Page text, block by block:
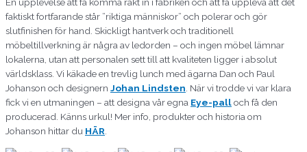
faktiskt fortfarande står ”riktiga människor” och polerar och gör
slutfinishen för hand. Skickligt hantverk och traditionell
möbeltillverkning är några av ledorden – och ingen möbel lämnar
lokalerna, utan att personalen sett till att kvaliteten ligger i absolut
världsklass. Vi käkade en trevlig lunch med ägarna Dan och Paul
Johanson och designern Johan Lindsten . När vi trodde vi var klara
fick vi en utmaningen – att designa vår egna Eye-palloch få den
producerad. Känns urkul! Mer info, produkter och historia om
Johanson hittar du HÄR